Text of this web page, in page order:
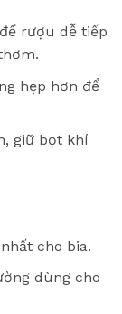
rượu dễ tiếp
hẹp hơn để
giữ bọt khí
cho bia.
dùng cho